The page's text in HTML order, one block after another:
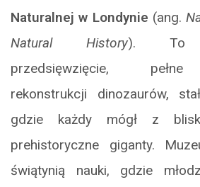
Naturalnej w Londynie (ang.
Natural History). To
przedsięwzięcie, pełne
rekonstrukcji dinozaurów,
gdzie każdy mógł z
prehistoryczne giganty.
świątynią nauki, gdzie